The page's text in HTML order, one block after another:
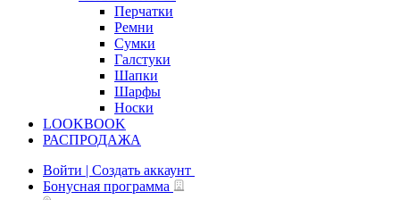
Перчатки
Ремни
Сумки
Галстуки
Шапки
Шарфы
Носки
LOOKBOOK
РАСПРОДАЖА
Войти | Создать аккаунт
Бонусная программа